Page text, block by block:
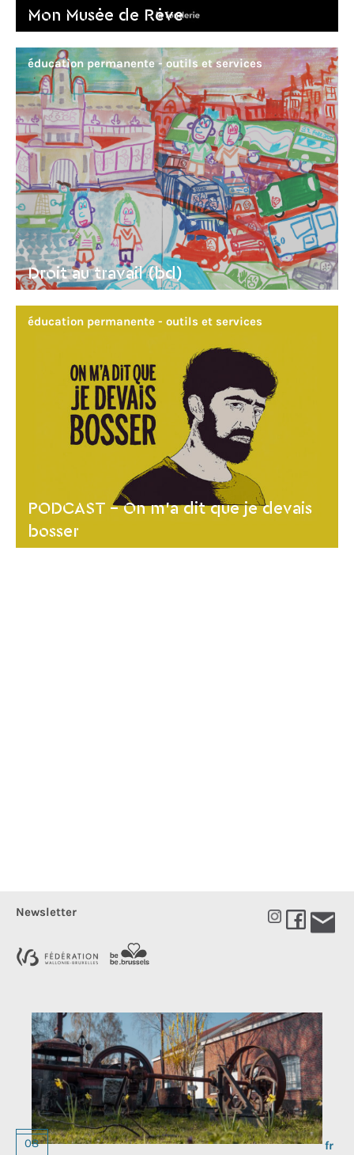
Mon Musée de Rêve
éducation permanente - outils et services
Droit au travail (bd)
éducation permanente - outils et services
PODCAST - On m'a dit que je devais
bosser
Newsletter
08